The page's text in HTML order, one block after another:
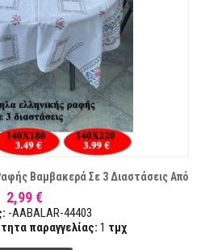
Βαμβακερά Σε 3 Διαστάσεις Από
2,99 €
-AABALAR-44403
παραγγελίας: 1 τμχ